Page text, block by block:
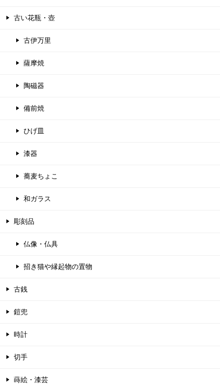
古い花瓶・壺
古伊万里
薩摩焼
陶磁器
備前焼
ひげ皿
漆器
蕎麦ちょこ
和ガラス
彫刻品
仏像・仏具
招き猫や縁起物の置物
古銭
鎧兜
時計
切手
蒔絵・漆芸